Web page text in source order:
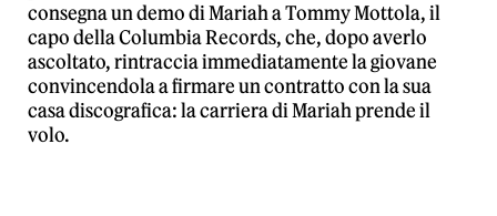
consegna un demo di Mariah a Tommy Mottola, il
capo della Columbia Records, che, dopo averlo
ascoltato, rintraccia immediatamente la giovane
convincendola a firmare un contratto con la sua
casa discografica: la carriera di Mariah prende il
volo.